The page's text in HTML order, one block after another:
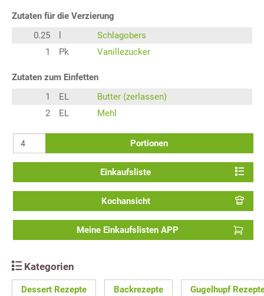
Zutaten für die Verzierung
0.25
Schlagobers
1
Pk Vanillezucker
Zutaten zum Einfetten
1
EL
Butter (zerlassen)
2
EL Mehl
Portionen
Einkaufsliste
Kochansicht
Meine Einkaufslisten APP
Kategorien
Dessert Rezepte Backrezepte Gugelhupf